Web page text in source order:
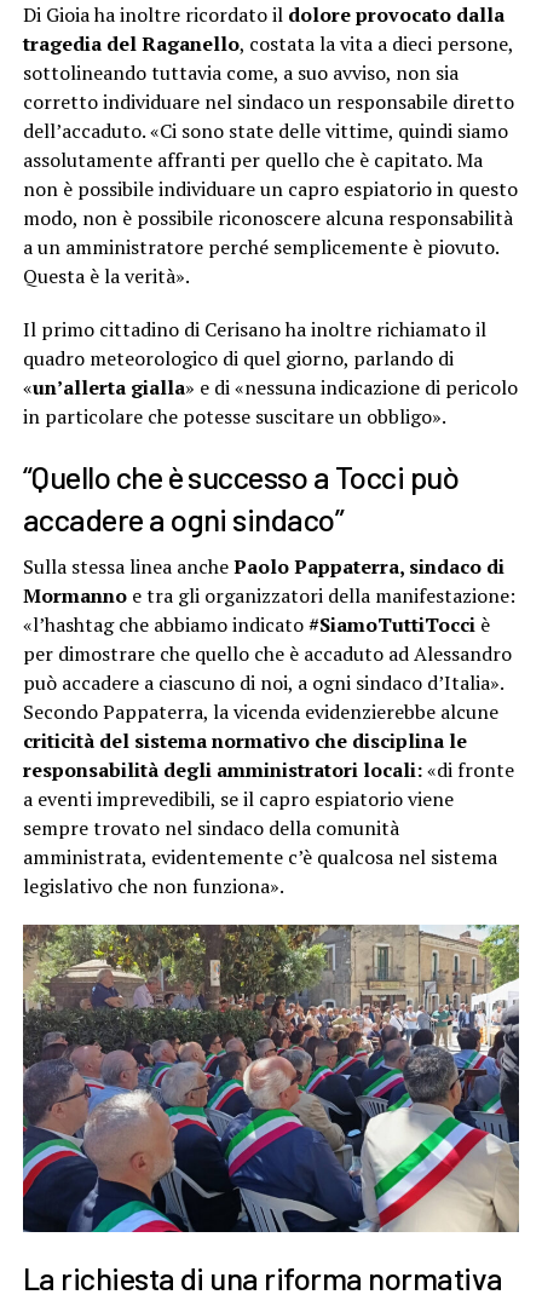
Di Gioia ha inoltre ricordato il dolore provocato dalla
tragedia del Raganello, costata la vita a dieci persone,
sottolineando tuttavia come, a suo avviso, non sia
corretto individuare nel sindaco un responsabile diretto
dell’accaduto. «Ci sono state delle vittime, quindi siamo
assolutamente affranti per quello che è capitato. Ma
non è possibile individuare un capro espiatorio in questo
modo, non è possibile riconoscere alcuna responsabilità
a un amministratore perché semplicemente è piovuto.
Questa è la verità».
Il primo cittadino di Cerisano ha inoltre richiamato il
quadro meteorologico di quel giorno, parlando di
«un’allerta gialla» e di «nessuna indicazione di pericolo
in particolare che potesse suscitare un obbligo».
“Quello che è successo a Tocci può
accadere a ogni sindaco”
Sulla stessa linea anchePaolo Pappaterra, sindaco di
Mormannoe tra gli organizzatori della manifestazione:
«l’hashtag che abbiamo indicato#SiamoTuttiTocciè
per dimostrare che quello che è accaduto ad Alessandro
può accadere a ciascuno di noi, a ogni sindaco d’Italia».
Secondo Pappaterra, la vicenda evidenzierebbe alcune
criticità del sistema normativo che disciplina le
responsabilità degli amministratori locali:«di fronte
a eventi imprevedibili, se il capro espiatorio viene
sempre trovato nel sindaco della comunità
amministrata, evidentemente c’è qualcosa nel sistema
legislativo che non funziona».
La richiesta di una riforma normativa